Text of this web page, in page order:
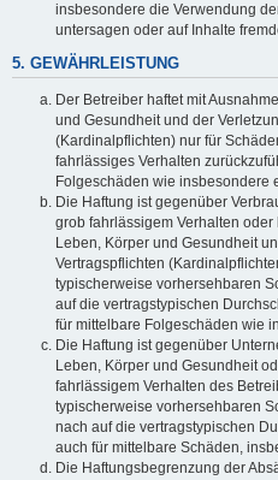
insbesondere die Verwendung
untersagen oder auf Inhalte
5. GEWÄHRLEISTUNG
Der Betreiber haftet mit
und Gesundheit und der
(Kardinalpflichten) nur für
fahrlässiges Verhalten
Folgeschäden wie insbesondere
Die Haftung ist gegenüber
grob fahrlässigem Verhalten
Leben, Körper und Gesundheit
Vertragspflichten
typischerweise vorhersehbaren
auf die vertragstypischen
für mittelbare Folgeschäden wie
Die Haftung ist gegenüber
Leben, Körper und Gesundheit
fahrlässigem Verhalten des
typischerweise vorhersehbaren
nach auf die vertragstypischen
auch für mittelbare Schäden,
Die Haftungsbegrenzung der